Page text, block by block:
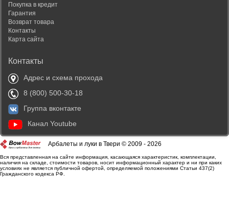
Покупка в кредит
Гарантия
Возврат товара
Контакты
Карта сайта
Контакты
Адрес и схема прохода
8 (800) 500-30-18
Группа вконтакте
Канал Youtube
Арбалеты и луки в Твери © 2009 - 2026
Вся представленная на сайте информация, касающаяся характеристик, комплектации,
наличия на складе, стоимости товаров, носит информационный характер и ни при каких
условиях не является публичной офертой, определяемой положениями Статьи 437(2)
Гражданского кодекса РФ.